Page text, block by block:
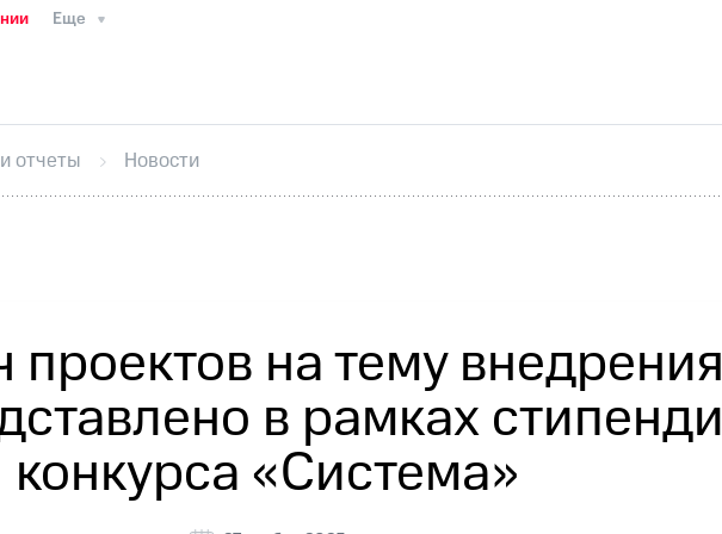
Еще
ИнтервьюФинансовая отчетностьКонтактыНовости в
секретарьРаскрытие информации
кабинет акционераАкционерный капиталКонтроль и аудит
отчеты Новости
проектов на тему
в рамках
конкурса «Система»